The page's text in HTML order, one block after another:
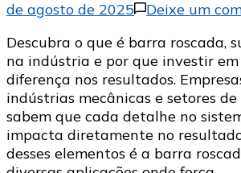
de agosto de 2025
Deixe um
Descubra o que é barra roscada,
na indústria e por que investir
diferença nos resultados.
indústrias mecânicas e setores
sabem que cada detalhe no
impacta diretamente no
desses elementos é a barra